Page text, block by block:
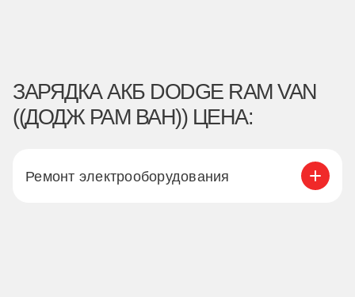
ЗАРЯДКА АКБ DODGE RAM VAN
((ДОДЖ РАМ ВАН)) ЦЕНА:
Ремонт электрооборудования